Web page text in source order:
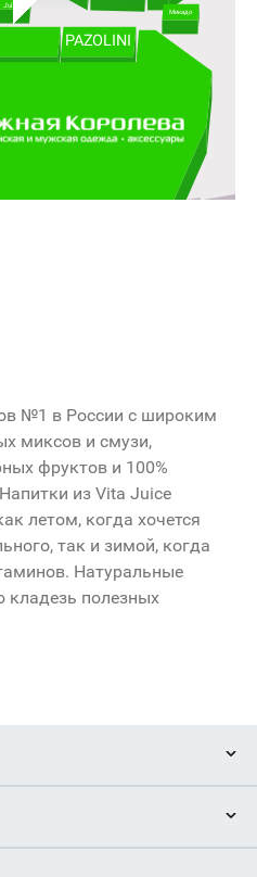
Вход
PAZOLINI
Juice
Микадо
№1 в России с широким
миксов и смузи,
фруктов и 100%
из Vita Juice
летом, когда хочется
так и зимой, когда
Натуральные
кладезь полезных